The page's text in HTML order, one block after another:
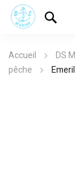
Accueil DS
pêche